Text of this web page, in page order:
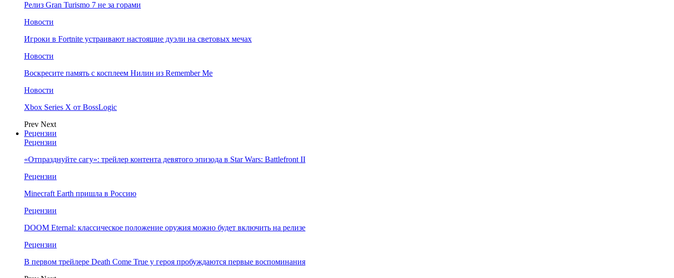
Релиз Gran Turismo 7 не за горами
Новости
Игроки в Fortnite устраивают настоящие дуэли на световых мечах
Новости
Воскресите память с косплеем Нилин из Remember Me
Новости
Xbox Series X от BossLogic
Prev Next
Рецензии
Рецензии
«Отпразднуйте сагу»: трейлер контента девятого эпизода в Star Wars: Battlefront II
Рецензии
Minecraft Earth пришла в Россию
Рецензии
DOOM Eternal: классическое положение оружия можно будет включить на релизе
Рецензии
В первом трейлере Death Come True у героя пробуждаются первые воспоминания